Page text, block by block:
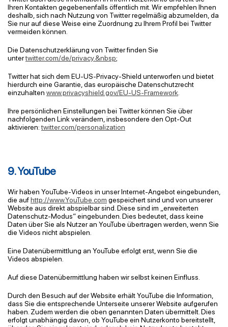
Ihren Kontakten gegebenenfalls öffentlich mit. Wir empfehlen Ihnen
deshalb, sich nach Nutzung von Twitter regelmäßig abzumelden, da
Sie nur auf diese Weise eine Zuordnung zu Ihrem Profil bei Twitter
vermeiden können.
Die Datenschutzerklärung von Twitter finden Sie
untertwitter.com/de/privacy.&nbsp;
Twitter hat sich dem EU-US-Privacy-Shield unterworfen und bietet
hierdurch eine Garantie, das europäische Datenschutzrecht
einzuhalten www.privacyshield.gov/EU-US-Framework
Ihre persönlichen Einstellungen bei Twitter können Sie über
nachfolgenden Link verändern, insbesondere den Opt-Out
aktivieren:twitter.com/personalization
9. YouTube
Wir haben YouTube-Videos in unser Internet-Angebot eingebunden,
die aufhttp://www.YouTube.com gespeichert sind und von unserer
Website aus direkt abspielbar sind. Diese sind im „erweiterten
Datenschutz-Modus“ eingebunden. Dies bedeutet, dass keine
Daten über Sie als Nutzer an YouTube übertragen werden, wenn Sie
die Videos nicht abspielen.
Eine Datenübermittlung an YouTube erfolgt erst, wenn Sie die
Videos abspielen.
Auf diese Datenübermittlung haben wir selbst keinen Einfluss.
Durch den Besuch auf der Website erhält YouTube die Information,
dass Sie die entsprechende Unterseite unserer Website aufgerufen
haben. Zudem werden die oben genannten Daten übermittelt. Dies
erfolgt unabhängig davon, ob YouTube ein Nutzerkonto bereitstellt,